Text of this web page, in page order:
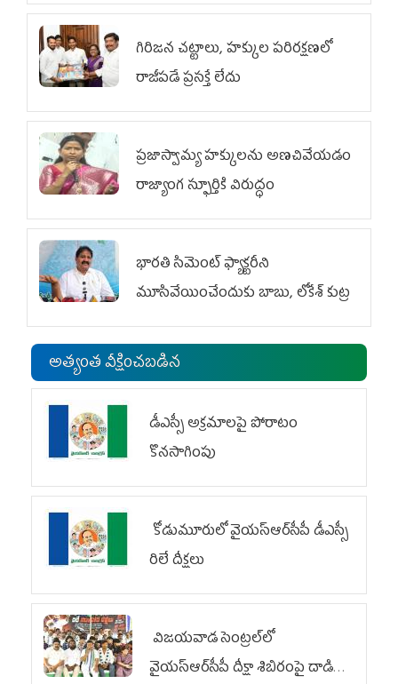
గిరిజన చట్టాలు, హక్కుల పరిరక్షణలో
రాజీపడే ప్రసక్తే లేదు
ప్రజాస్వామ్య హక్కులను అణచివేయడం
రాజ్యాంగ స్ఫూర్తికి విరుద్ధం
భారతి సిమెంట్ ఫ్యాక్టరీని
మూసివేయించేందుకు బాబు, లోకేశ్ కుట్ర
అత్యంత వీక్షించబడిన
డీఎస్సీ అక్రమాలపై పోరాటం
కొనసాగింపు
కోడుమూరులో వైయ‌స్ఆర్‌సీపీ డీఎస్సీ
రిలే దీక్షలు
విజయవాడ సెంట్రల్‌లో
వైయ‌స్ఆర్‌సీపీ దీక్షా శిబిరంపై దాడి